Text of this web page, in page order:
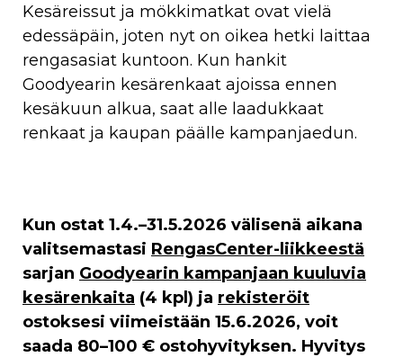
Kesäreissut ja mökkimatkat ovat vielä
edessäpäin, joten nyt on oikea hetki laittaa
rengasasiat kuntoon. Kun hankit
Goodyearin kesärenkaat ajoissa ennen
kesäkuun alkua, saat alle laadukkaat
renkaat ja kaupan päälle kampanjaedun.
Kun ostat 1.4.–31.5.2026 välisenä aikana
valitsemastasi RengasCenter-liikkeestä
sarjan Goodyearin kampanjaan kuuluvia
kesärenkaita (4 kpl) ja rekisteröit
ostoksesi viimeistään 15.6.2026, voit
saada 80–100 € ostohyvityksen. Hyvitys